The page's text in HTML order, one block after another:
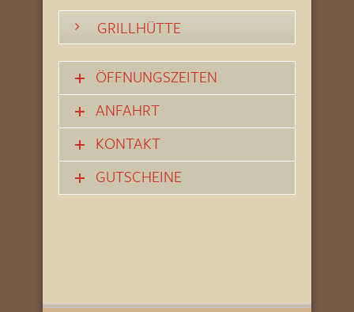
GRILLHÜTTE
ÖFFNUNGSZEITEN
ANFAHRT
KONTAKT
GUTSCHEINE